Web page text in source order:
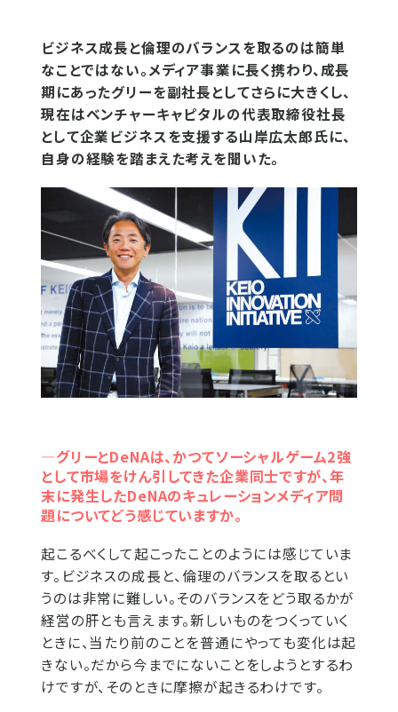
ビジネス成長と倫理のバランスを取るのは簡単
なことではない。メディア事業に長く携わり、成長
期にあったグリーを副社長としてさらに大きくし、
現在はベンチャーキャピタルの代表取締役社長
として企業ビジネスを支援する山岸広太郎氏に、
自身の経験を踏まえた考えを聞いた。
―グリーとDeNAは、かつてソーシャルゲーム2強
として市場をけん引してきた企業同士ですが、年
末に発生したDeNAのキュレーションメディア問
題についてどう感じていますか。
起こるべくして起こったことのようには感じていま
す。ビジネスの成長と、倫理のバランスを取るとい
うのは非常に難しい。そのバランスをどう取るかが
経営の肝とも言えます。新しいものをつくっていく
ときに、当たり前のことを普通にやっても変化は起
きない。だから今までにないことをしようとするわ
けですが、そのときに摩擦が起きるわけです。